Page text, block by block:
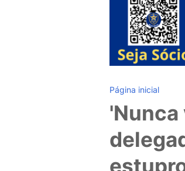
Página inicial
'Nunca